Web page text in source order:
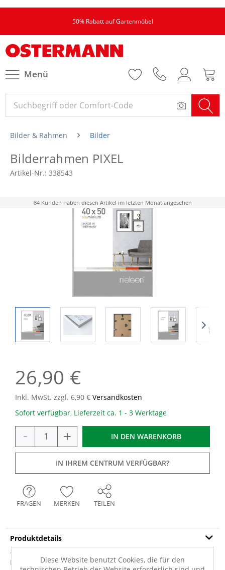
50% Rabatt auf Gartenmöbel
Menü
Bilder & Rahmen Bilder
Bilderrahmen PIXEL
Artikel-Nr.: 338543
84 Kunden haben diesen Artikel im letzten Monat angesehen
26,90 €
Inkl. MwSt. zzgl. 6,90 € Versandkosten
Sofort verfügbar, Lieferzeit ca. 1 - 3 Werktage
- + IN DEN WARENKORB
IN IHREM CENTRUM VERFÜGBAR?
FRAGEN MERKEN TEILEN
Produktdetails
· silber matt · Rahmenmaterial: Aluminium ·
Rückwandmaterial: MDF · Art des Rahmens:...mehr
Diese Website benutzt Cookies, die für den